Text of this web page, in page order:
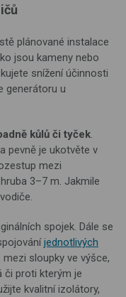
plánované instalace
jsou kameny nebo
snížení účinnosti
generátoru u
kůlů či tyček.
pevně je ukotvěte v
mezi
3–7 m. Jakmile
spojek. Dále se
jednotlivých
sloupky ve výšce,
či proti kterým je
kvalitní izolátory,